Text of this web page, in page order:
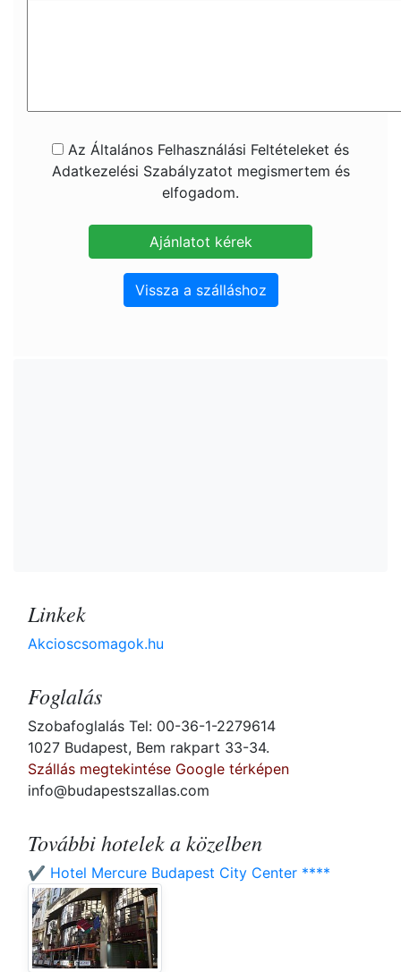
Az Általános Felhasználási Feltételeket és
Adatkezelési Szabályzatot megismertem és
elfogadom.
Vissza a szálláshoz
Linkek
Akcioscsomagok.hu
Foglalás
Szobafoglalás Tel: 00-36-1-2279614
1027 Budapest, Bem rakpart 33-34.
Szállás megtekintése Google térképen
info@budapestszallas.com
További hotelek a közelben
✔️ Hotel Mercure Budapest City Center ****